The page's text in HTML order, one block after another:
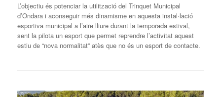
L’objectiu és potenciar la utilització del Trinquet Municipal
d’Ondara i aconseguir més dinamisme en aquesta instal·lació
esportiva municipal a l’aire lliure durant la temporada estival,
sent la pilota un esport que permet reprendre l’activitat aquest
estiu de “nova normalitat” atès que no és un esport de contacte.